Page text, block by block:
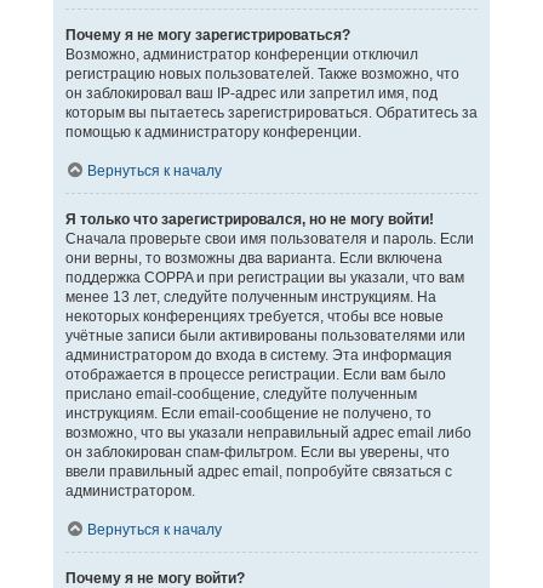
Почему я не могу зарегистрироваться?
Возможно, администратор конференции отключил
регистрацию новых пользователей. Также возможно, что
он заблокировал ваш IP-адрес или запретил имя, под
которым вы пытаетесь зарегистрироваться. Обратитесь за
помощью к администратору конференции.
Вернуться к началу
Я только что зарегистрировался, но не могу войти!
Сначала проверьте свои имя пользователя и пароль. Если
они верны, то возможны два варианта. Если включена
поддержка COPPA и при регистрации вы указали, что вам
менее 13 лет, следуйте полученным инструкциям. На
некоторых конференциях требуется, чтобы все новые
учётные записи были активированы пользователями или
администратором до входа в систему. Эта информация
отображается в процессе регистрации. Если вам было
прислано email-сообщение, следуйте полученным
инструкциям. Если email-сообщение не получено, то
возможно, что вы указали неправильный адрес email либо
он заблокирован спам-фильтром. Если вы уверены, что
ввели правильный адрес email, попробуйте связаться с
администратором.
Вернуться к началу
Почему я не могу войти?